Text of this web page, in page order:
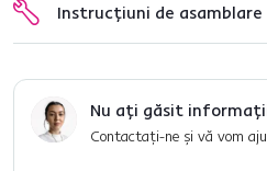
Instrucțiuni de asamblare
Nu ați găsit
Contactați-ne și vă vom